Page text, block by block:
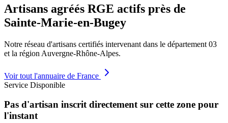
Artisans agréés RGE actifs près de
Sainte-Marie-en-Bugey
Notre réseau d'artisans certifiés intervenant dans le département 03
et la région Auvergne-Rhône-Alpes.
Voir tout l'annuaire de France
Service Disponible
Pas d'artisan inscrit directement sur cette zone pour
l'instant